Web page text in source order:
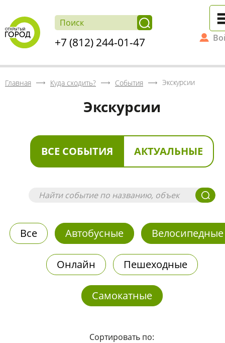
+7 (812) 244-01-47
Главная Куда сходить? События Экскурсии
Экскурсии
ВСЕ СОБЫТИЯ АКТУАЛЬНЫЕ
Все Автобусные Велосипедные
Онлайн Пешеходные
Самокатные
Сортировать по: